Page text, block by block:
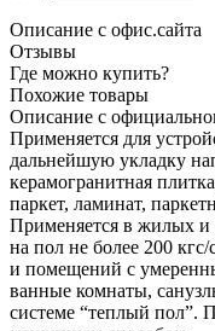
Описание с офис.сайта
Отзывы
Где можно купить?
Похожие товары
Описание с
Применяется для
дальнейшую укладку
керамогранитная
паркет, ламинат,
Применяется в жилых и
на пол не более 200
и помещений с
ванные комнаты,
системе “теплый пол”.